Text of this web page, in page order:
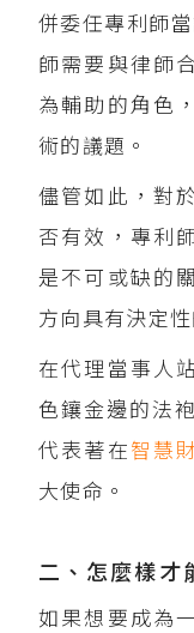
併委任專利師
師需要與律師
為輔助的角色
術的議題。
儘管如此，對
否有效，專利
是不可或缺的
方向具有決定
在代理當事人
色鑲金邊的法袍
代表著在智慧
大使命。
二、怎麼樣才
如果想要成為